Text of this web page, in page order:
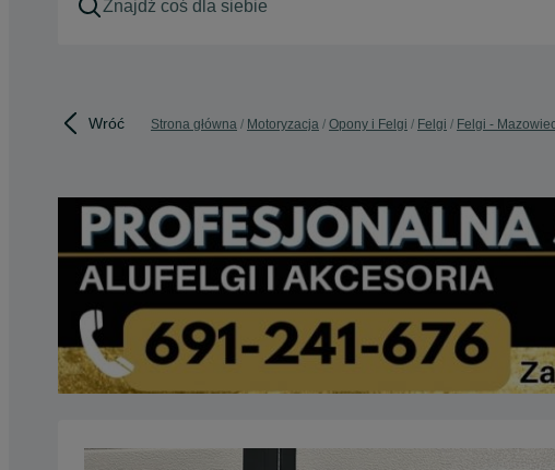
Wróć Strona główna Motoryzacja Opony i Felgi Felgi Felgi -